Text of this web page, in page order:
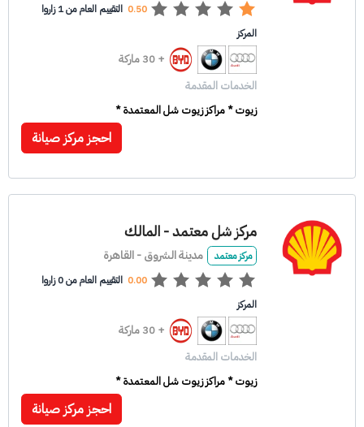
0.50
التقييم العام من 1 زاروا
المركز
+ 30 ماركة
الخدمات المقدمة
زيوت * مراكز زيوت شل المعتمدة *
احجز مركز صيانة
مركز شل معتمد - المالك
مركز معتمد مدينة الشروق - القاهرة
0.00
التقييم العام من 0 زاروا
المركز
+ 30 ماركة
الخدمات المقدمة
زيوت * مراكز زيوت شل المعتمدة *
احجز مركز صيانة